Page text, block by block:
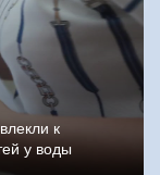
к
у воды